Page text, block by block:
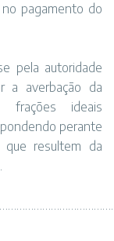
pagamento do
pela autoridade
a averbação da
frações ideais
perante
resultem da